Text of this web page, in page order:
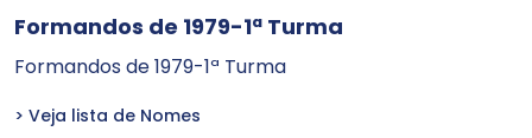
Formandos de 1979-1ª Turma
Formandos de 1979-1ª Turma
> Veja lista de Nomes